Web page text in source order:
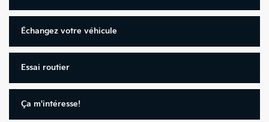
Échangez votre véhicule
Essai routier
Ça m'intéresse!